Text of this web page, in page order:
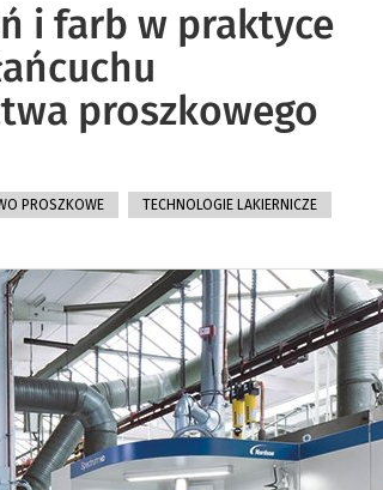
i farb w praktyce
proszkowego
PROSZKOWE
TECHNOLOGIE LAKIERNICZE